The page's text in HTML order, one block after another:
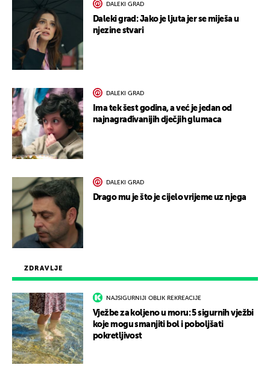
ZDRAVLJE
NAJSIGURNIJI OBLIK REKREACIJE
Vježbe za koljeno u moru: 5 sigurnih vježbi
koje mogu smanjiti bol i poboljšati
pokretljivost
DALEKI GRAD
Daleki grad: Jako je ljuta jer se miješa u
njezine stvari
DALEKI GRAD
Ima tek šest godina, a već je jedan od
najnagrađivanijih dječjih glumaca
DALEKI GRAD
Drago mu je što je cijelo vrijeme uz njega